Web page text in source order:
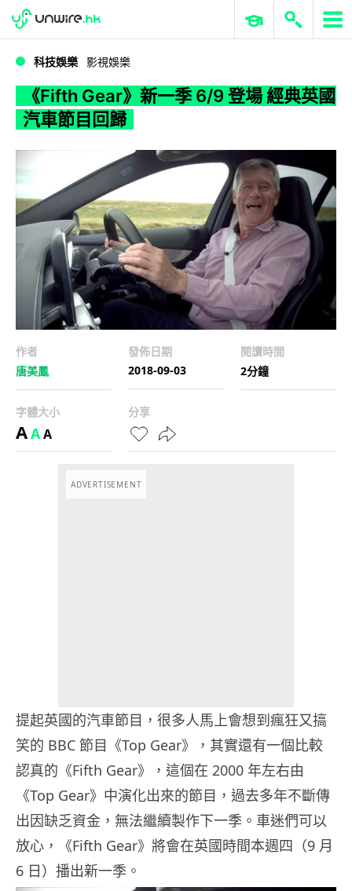
WWDC 2026 ERP 與商業 AI
科技娛樂 影視娛樂
《Fifth Gear》新一季 6/9 登場 經典英國
汽車節目回歸
作者
唐美鳳
發佈日期
2018-09-03
閱讀時間
2分鐘
字體大小
AAA
分享
ADVERTISEMENT
提起英國的汽車節目，很多人馬上會想到瘋狂又搞
笑的 BBC 節目《Top Gear》，其實還有一個比較
認真的《Fifth Gear》，這個在 2000 年左右由
《Top Gear》中演化出來的節目，過去多年不斷傳
出因缺乏資金，無法繼續製作下一季。車迷們可以
放心，《Fifth Gear》將會在英國時間本週四（9 月
6 日）播出新一季。